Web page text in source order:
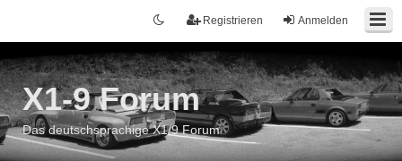
Anmelden
Registrieren
X1-9 Forum
Das deutschsprachige X1/9 Forum